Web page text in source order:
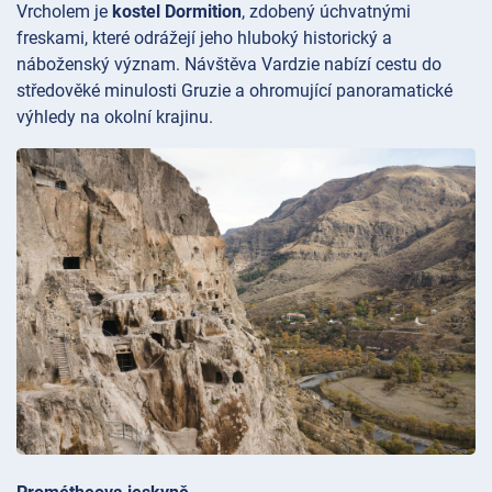
Vrcholem je kostel Dormition, zdobený úchvatnými
freskami, které odrážejí jeho hluboký historický a
náboženský význam. Návštěva Vardzie nabízí cestu do
středověké minulosti Gruzie a ohromující panoramatické
výhledy na okolní krajinu.